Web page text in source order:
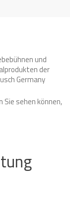
und
der
Germany
Sie sehen können,